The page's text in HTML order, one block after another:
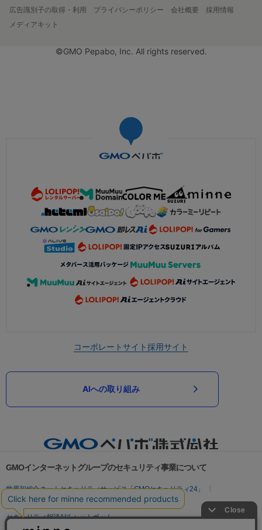
広告識別子の取得・利用
プライバシーポリシー 会社概要
採用情報
メディアキット
©GMO Pepabo, Inc. All rights reserved.
コーポレートサイト採用サイト
AIへの取り組み
GMOインターネットグループのセキュリティ事業について
世界初総合ネットセキュリティサービス「GMOセキュリティ24」
パスワード漏洩診断
Webサイトリスク診断
セキュリティ相談AIチャットボット